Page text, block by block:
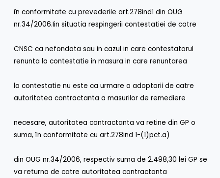
în conformitate cu prevederile art.278ind1 din OUG
nr.34/2006.Iin situatia respingerii contestatiei de catre
CNSC ca nefondata sau in cazul in care contestatorul
renunta la contestatie in masura in care renuntarea
la contestatie nu este ca urmare a adoptarii de catre
autoritatea contractanta a masurilor de remediere
necesare, autoritatea contractanta va retine din GP o
suma, în conformitate cu art.278ind 1-(1)pct.a)
din OUG nr.34/2006, respectiv suma de 2.498,30 lei GP se
va returna de catre autoritatea contractanta